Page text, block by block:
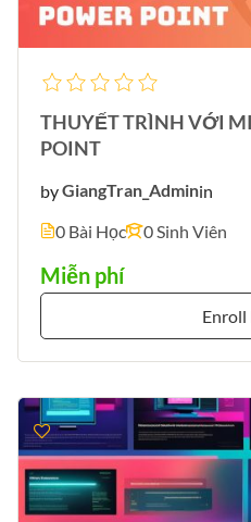
THUYẾT TRÌNH VỚI
POINT
byGiangTran_Adminin
0 Bài Học
0 Sinh Viên
Miễn phí
Enroll